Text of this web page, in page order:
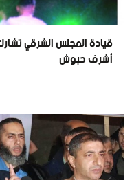
قيادة المجلس الشرقي
أشرف حبوش